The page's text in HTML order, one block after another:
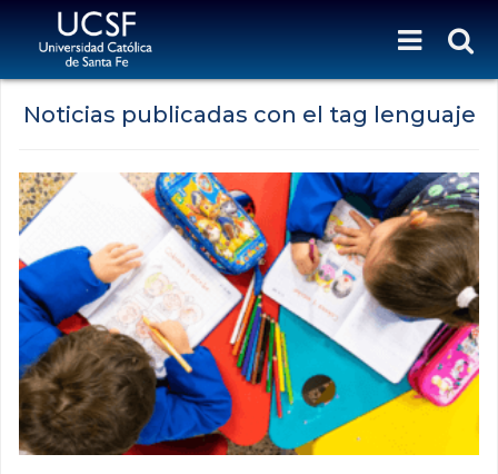
Noticias publicadas con el tag lenguaje